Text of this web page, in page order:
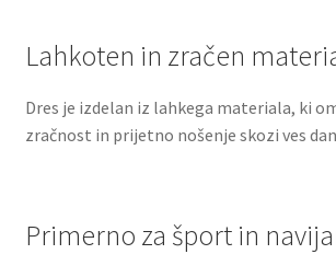
Lahkoten in zračen
Dres je izdelan iz lahkega materiala, ki
zračnost in prijetno nošenje skozi ves
Primerno za šport in